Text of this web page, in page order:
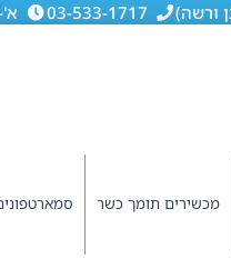
03-533-1717 א'-ה':
מכשירים תומך כשר